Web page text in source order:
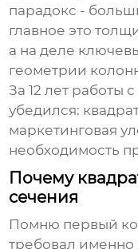
парадокс -
главное это
а на деле
геометрии
За 12 лет работы
убедился:
маркетинговая
необходимость
Почему
сечения
Помню первый
требовал именно